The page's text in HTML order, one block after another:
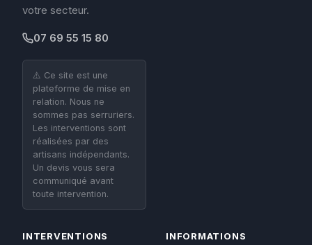
votre secteur.
07 69 55 15 80
⚠️ Ce site est une
plateforme de mise en
relation. Nous ne
sommes pas serruriers.
Les interventions sont
réalisées par des
artisans indépendants.
Un devis vous sera
communiqué avant
toute intervention.
INTERVENTIONS INFORMATIONS